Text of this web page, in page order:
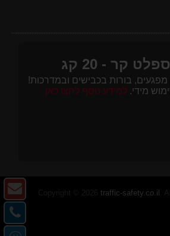
קר - 20 קג
בורות בכבישים ובמדרכות!
מידי. למידע נוסף לחצו כאן
traffic-safety.co.il
-